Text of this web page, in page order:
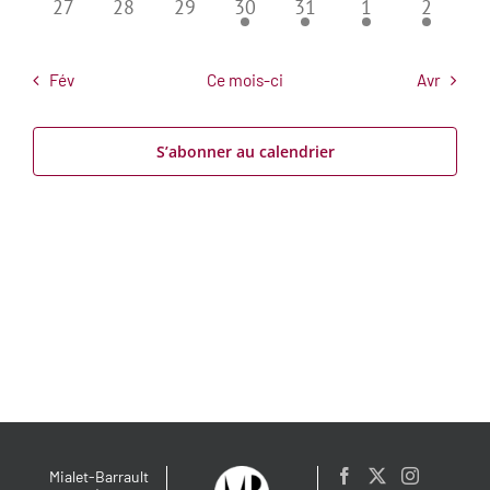
0
27 0
28 0
évènements
29 2
évènements
30 2
évènements
31 2
évènements
1 2
2
Fév Ce mois-ci Avr
S’abonner au calendrier
Mialet-Barrault